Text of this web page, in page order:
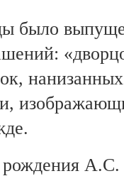
было
рождения